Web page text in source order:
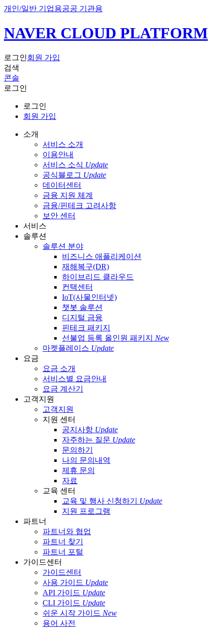
개인/일반 기업용공공 기관용
NAVER CLOUD PLATFORM
로그인회원 가입
검색
콘솔
로그인
로그인
회원 가입
소개
서비스 소개
이용안내
서비스 소식 Update
공식블로그 Update
데이터센터
금융 지원 체계
금융/핀테크 고려사항
보안 센터
서비스
솔루션
솔루션 분야
비즈니스 애플리케이션
재해복구(DR)
하이브리드 클라우드
컨택센터
IoT(사물인터넷)
챗봇 솔루션
디지털 금융
핀테크 패키지
선불업 등록 올인원 패키지 New
마켓플레이스 Update
요금
요금 소개
서비스별 요금안내
요금 계산기
고객지원
고객지원
지원 센터
공지사항 Update
자주하는 질문 Update
문의하기
나의 문의내역
제휴 문의
자료
교육 센터
교육 및 행사 신청하기 Update
지원 프로그램
파트너
파트너와 협업
파트너 찾기
파트너 포털
가이드센터
가이드센터
사용 가이드 Update
API 가이드 Update
CLI 가이드 Update
쉬운 시작 가이드 New
용어 사전